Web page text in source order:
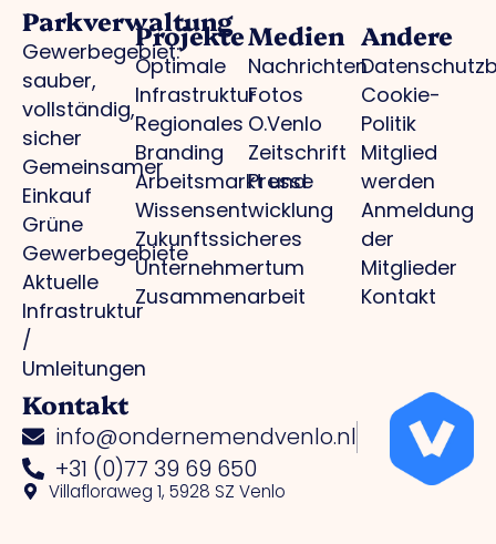
Parkverwaltung
Gewerbegebiet:
sauber,
vollständig,
sicher
Gemeinsamer
Einkauf
Grüne
Gewerbegebiete
Aktuelle
Infrastruktur
/
Umleitungen
Projekte
Optimale
Infrastruktur
Regionales
Branding
Arbeitsmarkt und
Wissensentwicklung
Zukunftssicheres
Unternehmertum
Zusammenarbeit
Medien
Nachrichten
Fotos
O.Venlo
Zeitschrift
Presse
Andere
Cookie-
Politik
Mitglied
werden
Anmeldung
der
Mitglieder
Kontakt
Kontakt
info@ondernemendvenlo.nl
+31 (0)77 39 69 650
Villafloraweg 1, 5928 SZ Venlo